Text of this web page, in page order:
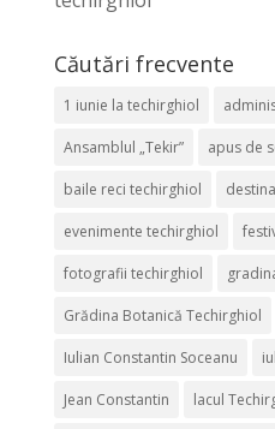
Căutări frecvente
1 iunie la techirghiol
Ansamblul „Tekir” apus de
baile reci techirghiol
evenimente techirghiol
fotografii techirghiol
Grădina Botanică Techirghiol
Iulian Constantin Soceanu
Jean Constantin lacul